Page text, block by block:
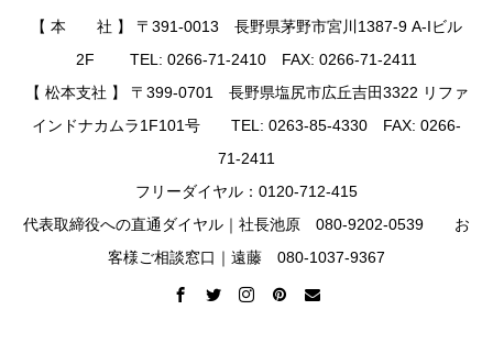
【 本 社 】 〒391-0013 長野県茅野市宮川1387-9 A-Iビル
2F TEL: 0266-71-2410 FAX: 0266-71-2411
【 松本支社 】 〒399-0701 長野県塩尻市広丘吉田3322 リファ
インドナカムラ1F101号 TEL: 0263-85-4330 FAX: 0266-
71-2411
フリーダイヤル：0120-712-415
代表取締役への直通ダイヤル｜社長池原 080-9202-0539 お
客様ご相談窓口｜遠藤 080-1037-9367